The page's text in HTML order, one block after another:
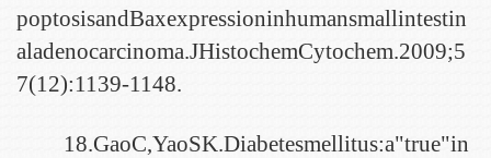
poptosisandBaxexpressioninhumansmallintestin
aladenocarcinoma.JHistochemCytochem.2009;5
7(12):1139-1148.
18.GaoC,YaoSK.Diabetesmellitus:a"true"in